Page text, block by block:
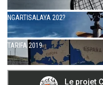
NGARTISALAYA 202?
TARIFA 2019